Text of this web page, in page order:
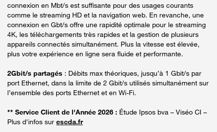
connexion en Mbt/s est suffisante pour des usages courants
comme le streaming HD et la navigation web. En revanche, une
connexion en Gbt/s offre une rapidité optimale pour le streaming
4K, les téléchargements très rapides et la gestion de plusieurs
appareils connectés simultanément. Plus la vitesse est élevée,
plus votre expérience en ligne sera fluide et performante.
2Gbit/s partagés : Débits max théoriques, jusqu’à 1 Gbit/s par
port Ethernet, dans la limite de 2 Gbit/s utilisés simultanément sur
l’ensemble des ports Ethernet et en Wi-Fi.
** Service Client de l'Année 2026 : Étude Ipsos bva – Viséo CI –
Plus d'infos sur escda.fr